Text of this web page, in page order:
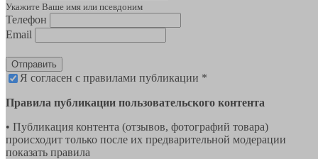
Укажите Ваше имя или псевдоним
Телефон
Email
Отправить
Я согласен с правилами публикации *
Правила публикации пользовательского контента
• Публикация контента (отзывов, фотографий товара)
происходит только после их предварительной модерации
показать правила